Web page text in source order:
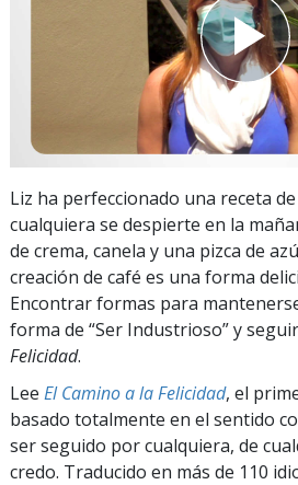
Liz ha perfeccionado una receta
cualquiera se despierte en la
de crema, canela y una pizca de
creación de café es una forma
Encontrar formas para
forma de “Ser Industrioso” y seguir
Felicidad.
Lee El Camino a la Felicidad, el
basado totalmente en el sentido
ser seguido por cualquiera, de
credo. Traducido en más de 110